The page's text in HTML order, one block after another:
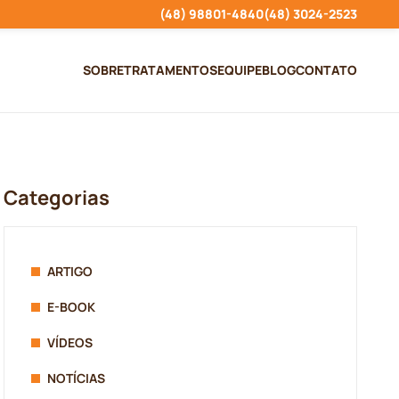
(48) 98801-4840(48) 3024-2523
SOBRETRATAMENTOSEQUIPEBLOGCONTATO
Categorias
ARTIGO
E-BOOK
VÍDEOS
NOTÍCIAS